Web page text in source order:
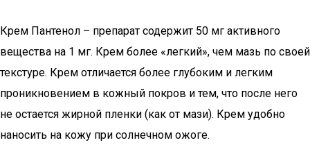
Крем Пантенол – препарат содержит 50 мг активного
вещества на 1 мг. Крем более «легкий», чем мазь по своей
текстуре. Крем отличается более глубоким и легким
проникновением в кожный покров и тем, что после него
не остается жирной пленки (как от мази). Крем удобно
наносить на кожу при солнечном ожоге.